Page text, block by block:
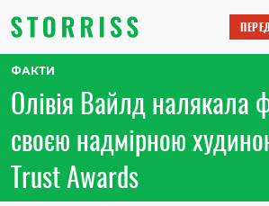
ФАКТИ
Олівія Вайлд налякала
своєю надмірною
Trust Awards